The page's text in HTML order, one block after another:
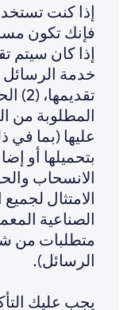
إذا كنت
إذا كان سيتم
المطلوبة من
عليها (بما في
الامتثال
الصناعية
متطلبات من
الرسائل).
يجب عليك